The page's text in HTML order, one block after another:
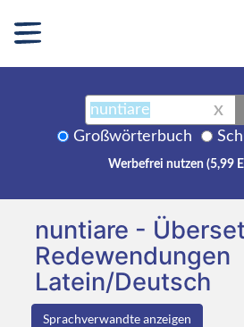
X
Großwörterbuch
Werbefrei nutzen (5,99
nuntiare -
Redewendungen
Latein/Deutsch
Sprachverwandte anzeigen